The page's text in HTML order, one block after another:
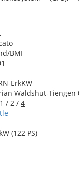
BMI
ErkKW
Waldshut-Tiengen
/ 2 / 4
(122 PS)